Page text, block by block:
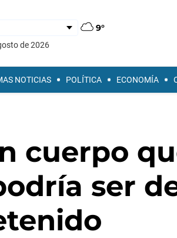
9°
de 2026
NOTICIAS POLÍTICA ECONOMÍA
cuerpo
ser